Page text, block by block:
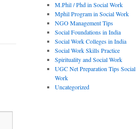
M.Phil / Phd in Social Work
Mphil Program in Social Work
NGO Management Tips
Social Foundations in India
Social Work Colleges in India
Social Work Skills Practice
Spirituality and Social Work
UGC Net Preparation Tips Social
Work
Uncategorized